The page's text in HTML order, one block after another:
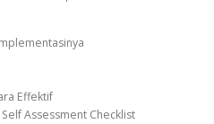
Effektif
Assessment Checklist